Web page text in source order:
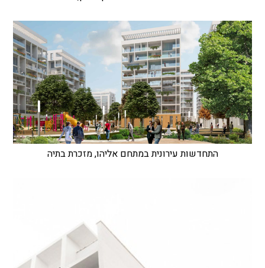
התחדשות עירונית במתחם אליהו, מזכרת בתיה